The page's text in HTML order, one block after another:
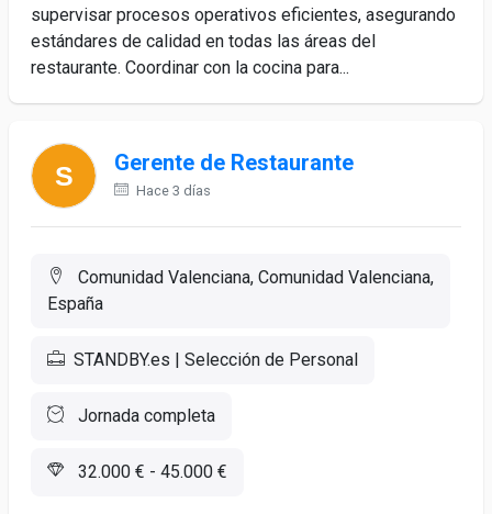
supervisar procesos operativos eficientes, asegurando
estándares de calidad en todas las áreas del
restaurante. Coordinar con la cocina para...
Gerente de Restaurante
Hace 3 días
Comunidad Valenciana, Comunidad Valenciana,
España
STANDBY.es | Selección de Personal
Jornada completa
32.000 € - 45.000 €